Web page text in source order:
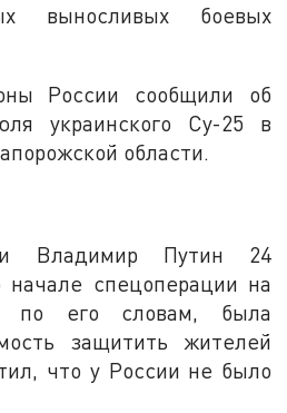
выносливых боевых
России сообщили об
украинского Су-25 в
области.
Владимир Путин 24
начале спецоперации на
по его словам, была
защитить жителей
что у России не было